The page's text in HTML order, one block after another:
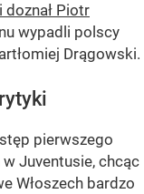
doznał Piotr
wypadli polscy
Drągowski.
pierwszego
Juventusie, chcąc
Włoszech bardzo